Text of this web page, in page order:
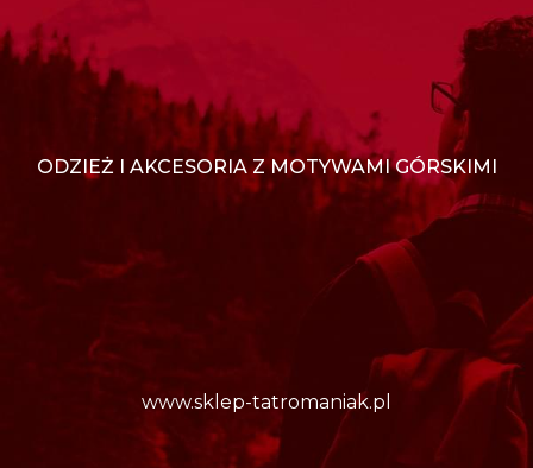
ODZIEŻ I AKCESORIA Z MOTYWAMI GÓRSKIMI
www.sklep-tatromaniak.pl